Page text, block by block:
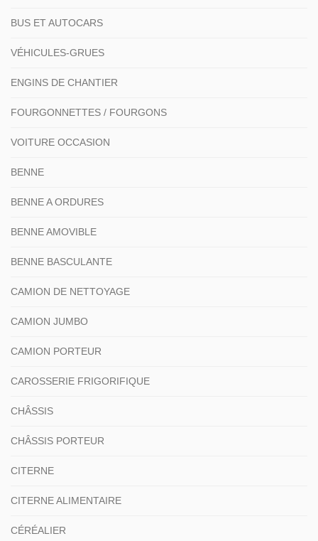
BUS ET AUTOCARS
VÉHICULES-GRUES
ENGINS DE CHANTIER
FOURGONNETTES / FOURGONS
VOITURE OCCASION
BENNE
BENNE A ORDURES
BENNE AMOVIBLE
BENNE BASCULANTE
CAMION DE NETTOYAGE
CAMION JUMBO
CAMION PORTEUR
CAROSSERIE FRIGORIFIQUE
CHÂSSIS
CHÂSSIS PORTEUR
CITERNE
CITERNE ALIMENTAIRE
CÉRÉALIER